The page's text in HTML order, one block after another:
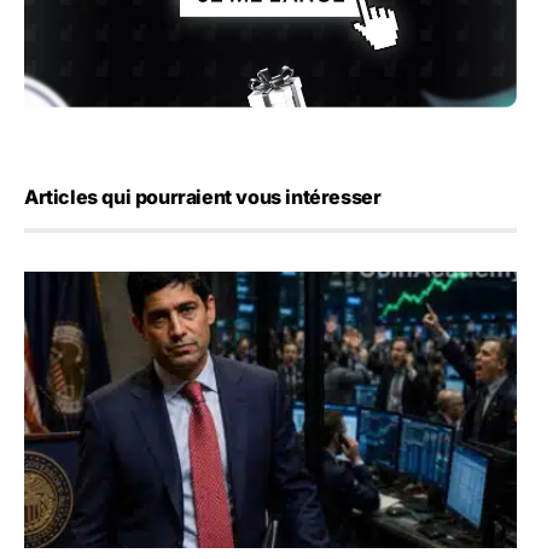
Articles qui pourraient vous intéresser
Emploi américain : 23 000 postes détruits en juillet, les